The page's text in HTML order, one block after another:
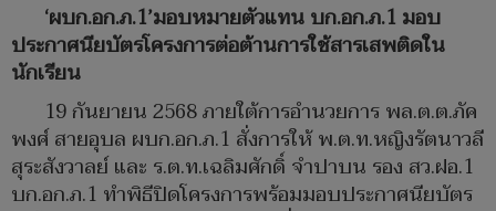
‘ผบก.อก.ภ.1’มอบหมายตัวแทน บก.อก.ภ.1 มอบ
ประกาศนียบัตรโครงการต่อต้านการใช้สารเสพติดใน
นักเรียน
19 กันยายน 2568 ภายใต้การอำนวยการ พล.ต.ต.ภัค
พงศ์ สายอุบล ผบก.อก.ภ.1 สั่งการให้ พ.ต.ท.หญิงรัตนาวลี
สุระสังวาลย์ และ ร.ต.ท.เฉลิมศักดิ์ จำปาบน รอง สว.ฝอ.1
บก.อก.ภ.1 ทำพิธีปิดโครงการพร้อมมอบประกาศนียบัตร